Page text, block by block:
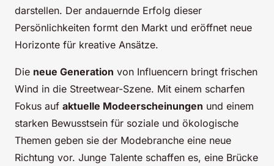
darstellen. Der andauernde Erfolg dieser
Persönlichkeiten formt den Markt und eröffnet neue
Horizonte für kreative Ansätze.
Die neue Generation von Influencern bringt frischen
Wind in die Streetwear-Szene. Mit einem scharfen
Fokus auf aktuelle Modeerscheinungen und einem
starken Bewusstsein für soziale und ökologische
Themen geben sie der Modebranche eine neue
Richtung vor. Junge Talente schaffen es, eine Brücke